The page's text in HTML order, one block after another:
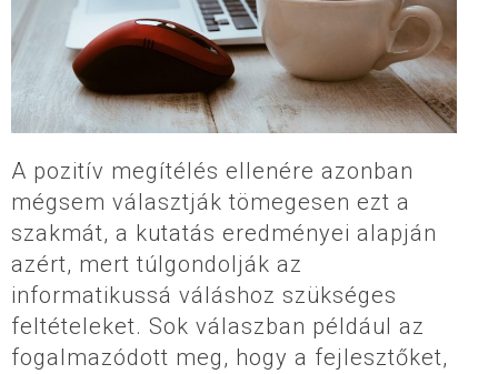
A pozitív megítélés ellenére azonban
mégsem választják tömegesen ezt a
szakmát, a kutatás eredményei alapján
azért, mert túlgondolják az
informatikussá váláshoz szükséges
feltételeket. Sok válaszban például az
fogalmazódott meg, hogy a fejlesztőket,